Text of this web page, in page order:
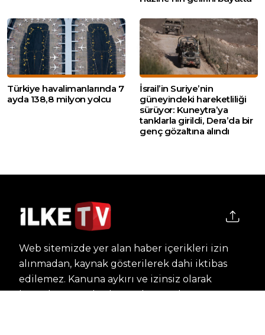
Türkiye havalimanlarında 7
ayda 138,8 milyon yolcu
İsrail’in Suriye’nin
güneyindeki hareketliliği
sürüyor: Kuneytra’ya
tanklarla girildi, Dera’da bir
genç gözaltına alındı
Web sitemizde yer alan haber içerikleri izin
alınmadan, kaynak gösterilerek dahi iktibas
edilemez. Kanuna aykırı ve izinsiz olarak
kopyalanamaz, başka yerde yayınlanamaz.